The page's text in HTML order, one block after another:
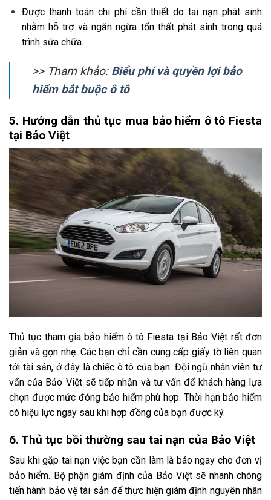
Được thanh toán chi phí cần thiết do tai nạn phát sinh
nhằm hỗ trợ và ngăn ngừa tổn thất phát sinh trong quá
trình sửa chữa.
>> Tham khảo: Biểu phí và quyền lợi bảo
hiểm bắt buộc ô tô
5. Hướng dẫn thủ tục mua bảo hiểm ô tô Fiesta
tại Bảo Việt
Thủ tục tham gia bảo hiểm ô tô Fiesta tại Bảo Việt rất đơn
giản và gọn nhẹ. Các bạn chỉ cần cung cấp giấy tờ liên quan
tới tài sản, ở đây là chiếc ô tô của bạn. Đội ngũ nhân viên tư
vấn của Bảo Việt sẽ tiếp nhận và tư vấn để khách hàng lựa
chọn được mức đóng bảo hiểm phù hợp. Thời hạn bảo hiểm
có hiệu lực ngay sau khi hợp đồng của bạn được ký.
6. Thủ tục bồi thường sau tai nạn của Bảo Việt
Sau khi gặp tai nạn việc bạn cần làm là báo ngay cho đơn vị
bảo hiểm. Bộ phận giám định của Bảo Việt sẽ nhanh chóng
tiến hành bảo vệ tài sản để thực hiện giám định nguyên nhân